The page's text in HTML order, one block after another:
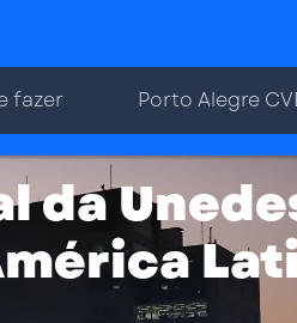
fazer Porto Alegre
da